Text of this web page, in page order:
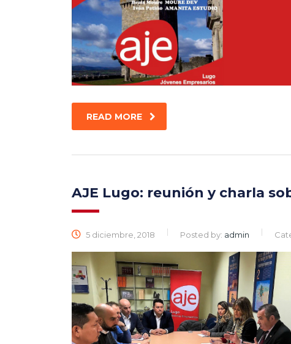
READ MORE
AJE Lugo: reunión y charla
5 diciembre, 2018 Posted by: admin